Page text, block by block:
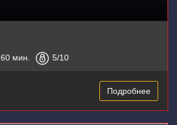
60 мин. 5/10
Подробнее